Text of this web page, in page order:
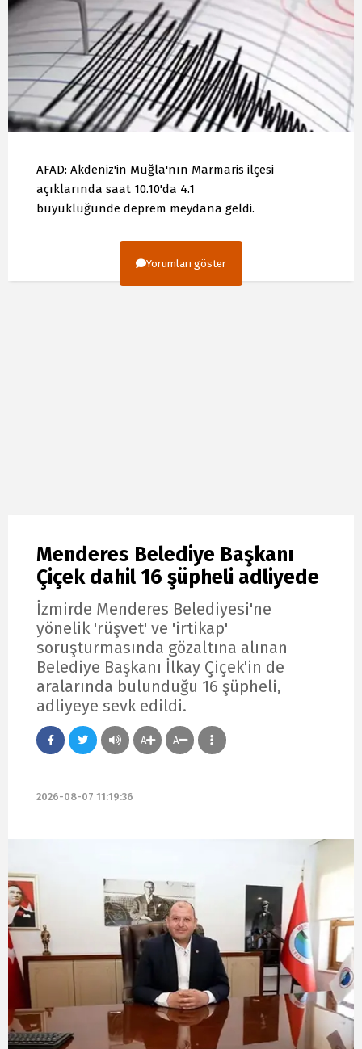
AFAD: Akdeniz'in Muğla'nın Marmaris ilçesi
açıklarında saat 10.10'da 4.1
büyüklüğünde deprem meydana geldi.
Yorumları göster
Menderes Belediye Başkanı
Çiçek dahil 16 şüpheli adliyede
İzmirde Menderes Belediyesi'ne
yönelik 'rüşvet' ve 'irtikap'
soruşturmasında gözaltına alınan
Belediye Başkanı İlkay Çiçek'in de
aralarında bulunduğu 16 şüpheli,
adliyeye sevk edildi.
A A
2026-08-07 11:19:36